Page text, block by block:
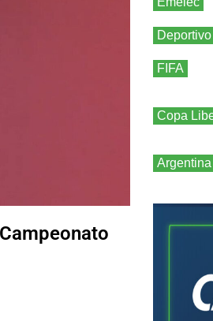
FIFA
Copa
Argentina